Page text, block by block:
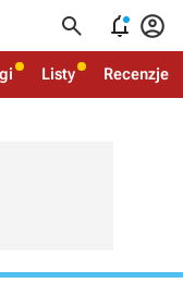
  
Listy Recenzje